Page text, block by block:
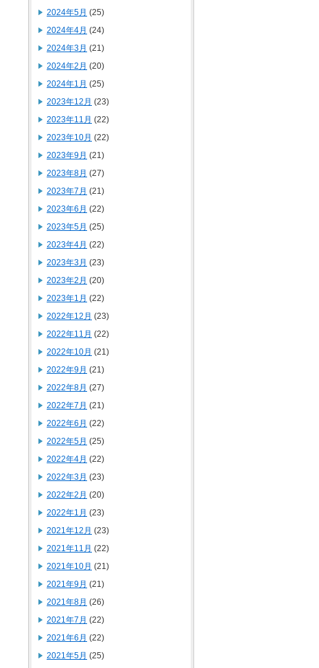
2024年5月 (25)
2024年4月 (24)
2024年3月 (21)
2024年2月 (20)
2024年1月 (25)
2023年12月 (23)
2023年11月 (22)
2023年10月 (22)
2023年9月 (21)
2023年8月 (27)
2023年7月 (21)
2023年6月 (22)
2023年5月 (25)
2023年4月 (22)
2023年3月 (23)
2023年2月 (20)
2023年1月 (22)
2022年12月 (23)
2022年11月 (22)
2022年10月 (21)
2022年9月 (21)
2022年8月 (27)
2022年7月 (21)
2022年6月 (22)
2022年5月 (25)
2022年4月 (22)
2022年3月 (23)
2022年2月 (20)
2022年1月 (23)
2021年12月 (23)
2021年11月 (22)
2021年10月 (21)
2021年9月 (21)
2021年8月 (26)
2021年7月 (22)
2021年6月 (22)
2021年5月 (25)